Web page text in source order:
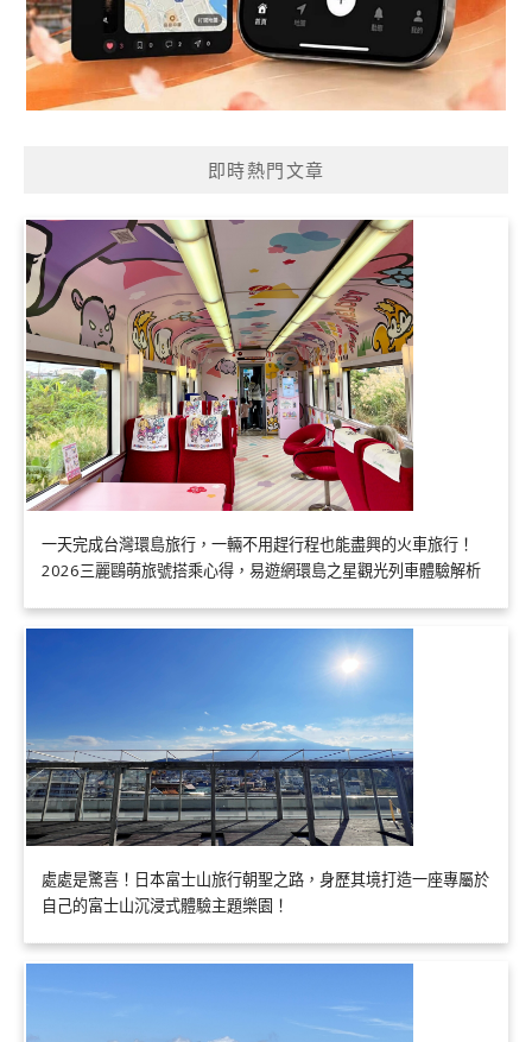
即時熱門文章
一天完成台灣環島旅行，一輛不用趕行程也能盡興的火車旅行！
2026三麗鷗萌旅號搭乘心得，易遊網環島之星觀光列車體驗解析
處處是驚喜！日本富士山旅行朝聖之路，身歷其境打造一座專屬於
自己的富士山沉浸式體驗主題樂園！